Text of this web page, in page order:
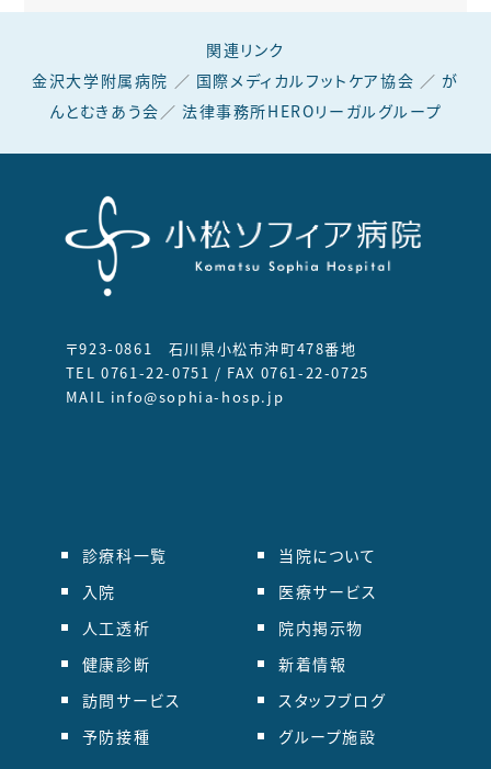
関連リンク
金沢大学附属病院 ／ 国際メディカルフットケア協会 ／ が
んとむきあう会 ／ 法律事務所HEROリーガルグループ
〒923-0861 石川県小松市沖町478番地
TEL 0761-22-0751 / FAX 0761-22-0725
MAIL info@sophia-hosp.jp
診療科一覧
入院
人工透析
健康診断
訪問サービス
予防接種
当院について
医療サービス
院内掲示物
新着情報
スタッフブログ
グループ施設